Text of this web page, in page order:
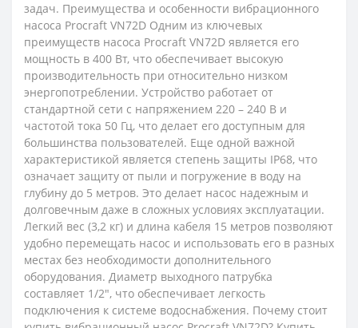
задач. Преимущества и особенности вибрационного
насоса Procraft VN72D Одним из ключевых
преимуществ насоса Procraft VN72D является его
мощность в 400 Вт, что обеспечивает высокую
производительность при относительно низком
энергопотреблении. Устройство работает от
стандартной сети с напряжением 220 – 240 В и
частотой тока 50 Гц, что делает его доступным для
большинства пользователей. Еще одной важной
характеристикой является степень защиты IP68, что
означает защиту от пыли и погружение в воду на
глубину до 5 метров. Это делает насос надежным и
долговечным даже в сложных условиях эксплуатации.
Легкий вес (3,2 кг) и длина кабеля 15 метров позволяют
удобно перемещать насос и использовать его в разных
местах без необходимости дополнительного
оборудования. Диаметр выходного патрубка
составляет 1/2", что обеспечивает легкость
подключения к системе водоснабжения. Почему стоит